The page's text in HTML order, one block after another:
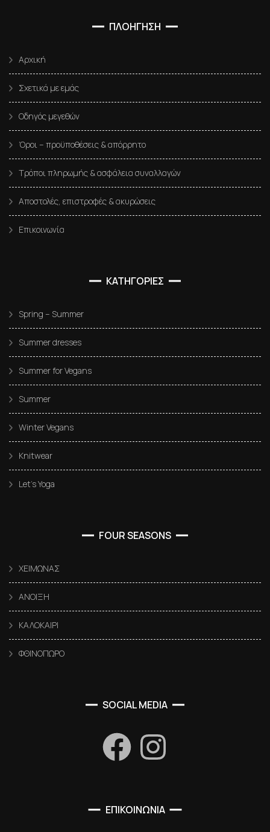
ΠΛΟΗΓΗΣΗ
Αρχική
Σχετικά με εμάς
Οδηγός μεγεθών
Όροι – προϋποθέσεις & απόρρητο
Τρόποι πληρωμής & ασφάλεια συναλλαγών
Αποστολές, επιστροφές & ακυρώσεις
Επικοινωνία
ΚΑΤΗΓΟΡΙΕΣ
Spring – Summer
Summer dresses
Summer for Vegans
Summer
Winter Vegans
Knitwear
Let’s Yoga
FOUR SEASONS
ΧΕΙΜΩΝΑΣ
ΑΝΟΙΞΗ
ΚΑΛΟΚΑΙΡΙ
ΦΘΙΝΟΠΩΡΟ
SOCIAL MEDIA
ΕΠΙΚΟΙΝΩΝΙΑ